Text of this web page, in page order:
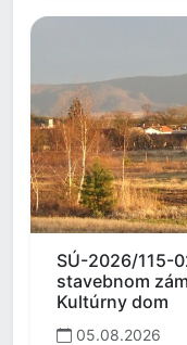
SÚ-2026/115-
stavebnom
Kultúrny dom
05.08.2026